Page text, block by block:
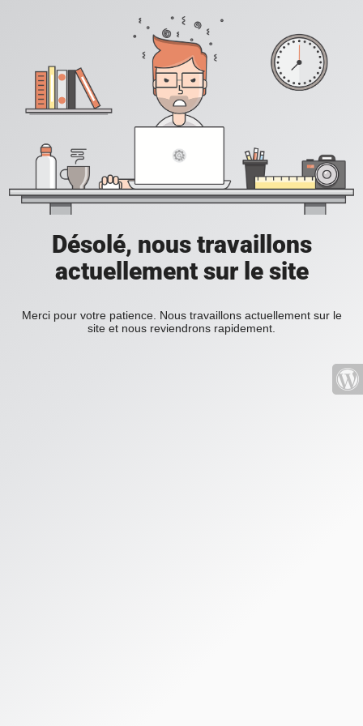
Désolé, nous travaillons
actuellement sur le site
Merci pour votre patience. Nous travaillons actuellement sur le
site et nous reviendrons rapidement.